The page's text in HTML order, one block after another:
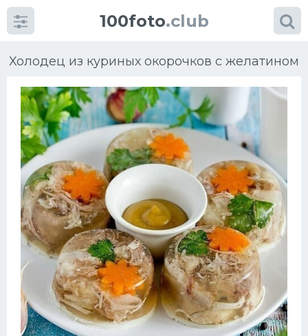
100foto.club
Холодец из куриных окорочков с желатином
Категориикартинок
Супы
Мясные блюда
Печенье
Салат
Выпечка
Десерт